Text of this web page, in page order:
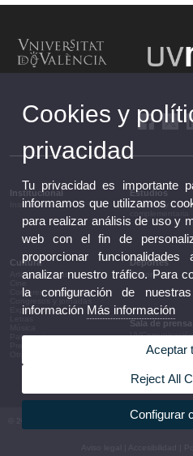
Institucional
Institucional
Estudios
Estudios y
Cultura
Artes escénicas
Conferencias y debates
Congresos y jornadas
Exposiciones
Patrimonio
Deportes
Deportes
Sala de prensa
UVComunicación
Notas de prensa
Agenda de
Información
© 2026 UV. - Av. Blasco Ibáñez, 13. 46010
Cookies y
privacidad
Tu privacidad es importante
informamos que utilizamos
para realizar análisis de uso y
web con el fin de
proporcionar
analizar nuestro tráfico. Para
la configuración de
información Más información
Aceptar
Reject All
Configurar